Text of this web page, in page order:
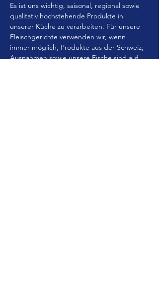
Es ist uns wichtig, saisonal, regional sowie
qualitativ hochstehende Produkte in
unserer Küche zu verarbeiten. Für unsere
Fleischgerichte verwenden wir, wenn
immer möglich, Produkte aus der Schweiz;
Ausnahmen sowie unsere Fische sind auf